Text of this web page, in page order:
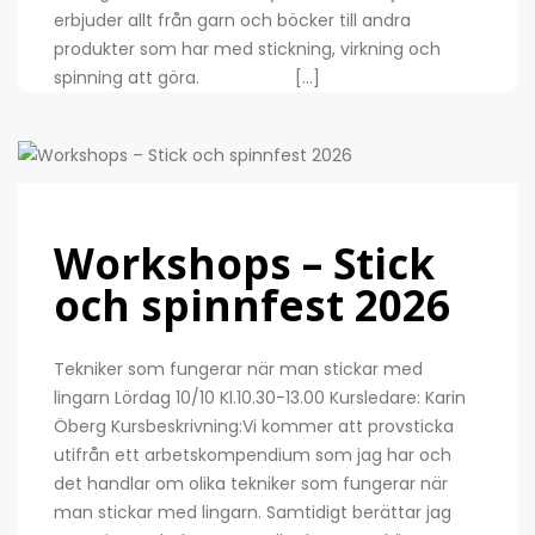
erbjuder allt från garn och böcker till andra
produkter som har med stickning, virkning och
spinning att göra. […]
Workshops – Stick
och spinnfest 2026
Tekniker som fungerar när man stickar med
lingarn Lördag 10/10 Kl.10.30-13.00 Kursledare: Karin
Öberg Kursbeskrivning:Vi kommer att provsticka
utifrån ett arbetskompendium som jag har och
det handlar om olika tekniker som fungerar när
man stickar med lingarn. Samtidigt berättar jag